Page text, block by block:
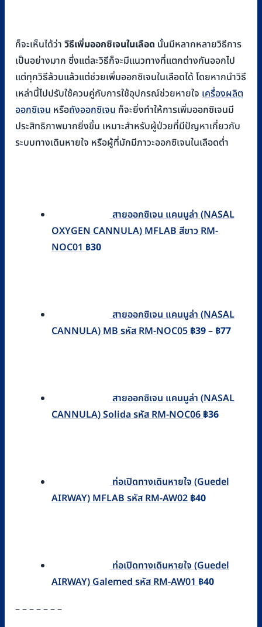
ก็จะเห็นได้ว่า วิธีเพิ่มออกซิเจนในเลือด นั้นมีหลากหลายวิธีการ
เป็นอย่างมาก ซึ่งแต่ละวิธีก็จะมีแนวทางที่แตกต่างกันออกไป
แต่ทุกวิธีล้วนแล้วแต่ช่วยเพิ่มออกซิเจนในเลือดได้ โดยหากนำวิธี
เหล่านี้ไปปรับใช้ควบคู่กับการใช้อุปกรณ์ช่วยหายใจ เครื่องผลิต
ออกซิเจน หรือถังออกซิเจน ก็จะยิ่งทำให้การเพิ่มออกซิเจนมี
ประสิทธิภาพมากยิ่งขึ้น เหมาะสำหรับผู้ป่วยที่มีปัญหาเกี่ยวกับ
ระบบทางเดินหายใจ หรือผู้ที่มักมีภาวะออกซิเจนในเลือดต่ำ
สายออกซิเจน แคนนูล่า (NASAL
OXYGEN CANNULA) MFLAB สีขาว RM-
NOC01 ฿30
สายออกซิเจน แคนนูล่า (NASAL
CANNULA) MB รหัส RM-NOC05 ฿39– ฿77Price
฿77
สายออกซิเจน แคนนูล่า (NASAL
CANNULA) Solida รหัส RM-NOC06 ฿36
ท่อเปิดทางเดินหายใจ (Guedel
AIRWAY) MFLAB รหัส RM-AW02 ฿40
ท่อเปิดทางเดินหายใจ (Guedel
AIRWAY) Galemed รหัส RM-AW01 ฿40
– – – – – – –